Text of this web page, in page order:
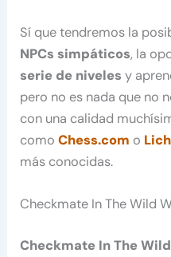
Sí que tendremos la
NPCs simpáticos, la
serie de niveles y
pero no es nada que no
con una calidad
comoChess.com o
más conocidas.
Checkmate In The Wild
Checkmate In The